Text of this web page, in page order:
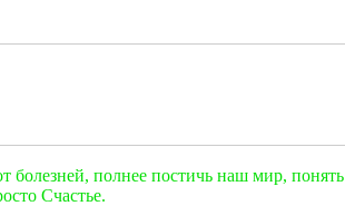
полнее постичь наш мир,
Счастье.